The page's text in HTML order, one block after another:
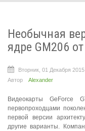
Необычная
ядре GM206
Вторник, 01 Декабря 2015
Автор
Alexander
Видеокарты
первопроходцами
первой версии
другие варианты.